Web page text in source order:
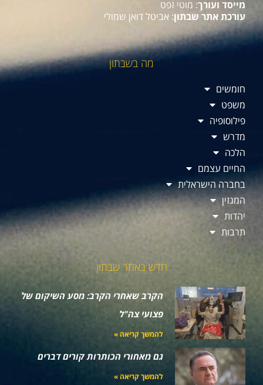
מייסד ועורך: מוטי זפט
עורכת אתר שבתון: אביטל דואן שמולי
מה בשבתון
חומשים
משפט
פילוסופיה
מדרש
הלכה
החיים עצמם
בחברה הישראלית
המגזין
יהדות
תרבות
חדש באתר שבתון
הקרב שאחרי הקרב: מסע השיקום של
פצועי צה"ל
להמשך קריאה »
גם מאחורי הכותרות קורים דברים
להמשך קריאה »